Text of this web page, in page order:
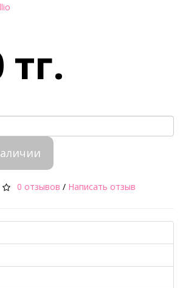
тг.
0 отзывов / Написать отзыв